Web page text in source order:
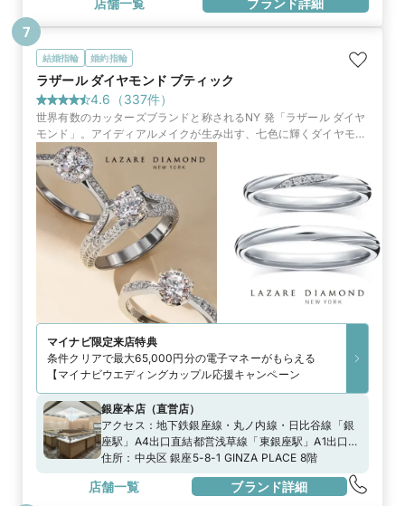
店舗一覧 ブランド詳細
結婚指輪 婚約指輪
ラザール ダイヤモンド ブティック
4.6 （337件）
世界有数のカッターズブランドと称されるNY 発「ラザール ダイヤ
モンド」。アイディアルメイクが生み出す、七色に輝くダイヤモン
ドは、最高峰を求める人々に選ばれています。
マイナビ限定来店特典
条件クリアで最大65,000円分の電子マネーがもらえる
【マイナビウエディングカップル応援キャンペーン
銀座本店（直営店）
アクセス： 地下鉄銀座線・丸ノ内線・日比谷線「銀
座駅」A4出口直結都営浅草線「東銀座駅」A1出口よ
り徒歩3分都バス「銀座四丁目」より徒歩1分」
住所： 中央区 銀座5-8-1 GINZA PLACE 8階
店舗一覧 ブランド詳細
7